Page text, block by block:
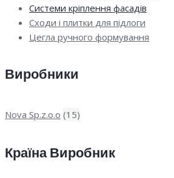
Системи кріплення фасадів
Сходи і плитки для підлоги
Цегла ручного формування
Виробники
Nova Sp.z.o.o (15)
Країна Виробник